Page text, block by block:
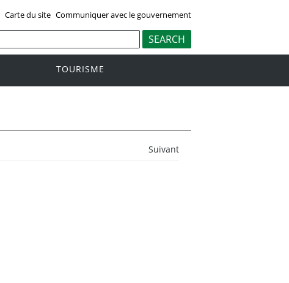
Carte du site Communiquer avec le gouvernement
TOURISME
Suivant